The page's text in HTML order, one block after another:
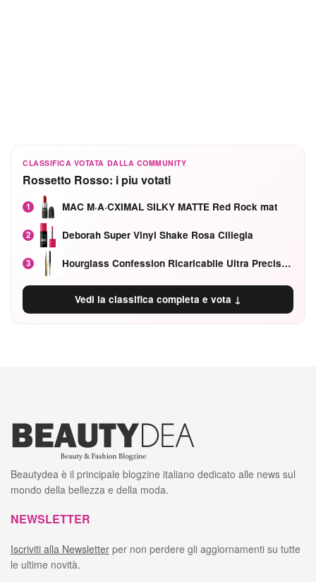
CLASSIFICA VOTATA DALLA COMMUNITY
Rossetto Rosso: i piu votati
1 MAC M·A·CXIMAL SILKY MATTE Red Rock mat
2 Deborah Super Vinyl Shake Rosa Ciliegia
3 Hourglass Confession Ricaricabile Ultra Preciso Ad Alta Intensità Secretly Classic Red
Vedi la classifica completa e vota ↓
Beautydea è il principale blogzine italiano dedicato alle news sul
mondo della bellezza e della moda.
NEWSLETTER
Iscriviti alla Newsletter per non perdere gli aggiornamenti su tutte
le ultime novità.